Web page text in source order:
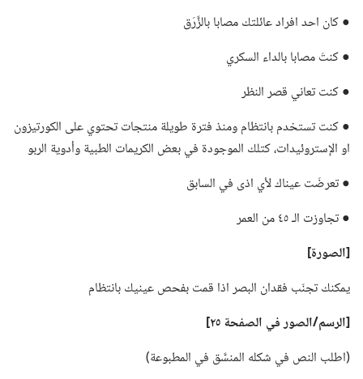
● كان احد افراد عائلتك مصابا بالزَّرَق
● كنتَ مصابا بالداء السكري
● كنت تعاني قصر النظر
● كنت تستخدم بانتظام ومنذ فترة طويلة منتجات تحتوي على الكورتيزون
او الإستروئيدات،‏ كتلك الموجودة في بعض الكريمات الطبية وأدوية الربو
● تعرضَت عيناك لأي اذى في السابق
● تجاوزت الـ‍ ٤٥ من العمر
‏[الصورة]‏
يمكنك تجنّب فقدان البصر اذا قمت بفحص عينيك بانتظام
‏[الرسم/‏الصورفي الصفحة ٢٥]‏
‏(‏اطلب النص في شكله المنسَّق في المطبوعة)‏